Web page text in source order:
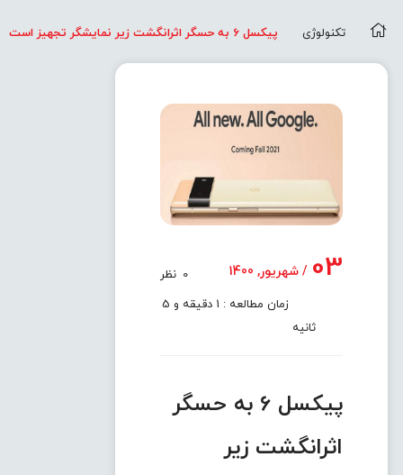
تکنولوژی پیکسل 6 به حسگر اثرانگشت زیر نمایشگر تجهیز است
03 / شهریور, 1400 0 نظر
زمان مطالعه : 1 دقیقه و 5
ثانیه
پیکسل 6 به حسگر
اثرانگشت زیر